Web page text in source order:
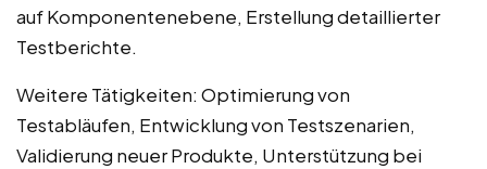
auf Komponentenebene, Erstellung detaillierter
Testberichte.
Weitere Tätigkeiten: Optimierung von
Testabläufen, Entwicklung von Testszenarien,
Validierung neuer Produkte, Unterstützung bei